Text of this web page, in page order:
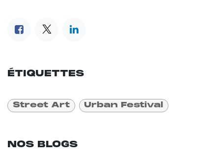
ÉTIQUETTES
Street Art Urban Festival
NOS BLOGS